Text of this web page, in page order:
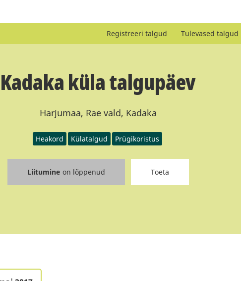
Registreeri talgud Tulevased talgud
Kadaka küla talgupäev
Harjumaa, Rae vald, Kadaka
Heakord Külatalgud Prügikoristus
Liitumine on lõppenud Toeta